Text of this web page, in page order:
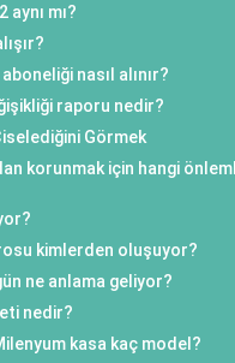
mı?
nasıl alınır?
raporu nedir?
Görmek
korunmak için hangi
kimlerden oluşuyor?
ne anlama geliyor?
nedir?
kasa kaç model?